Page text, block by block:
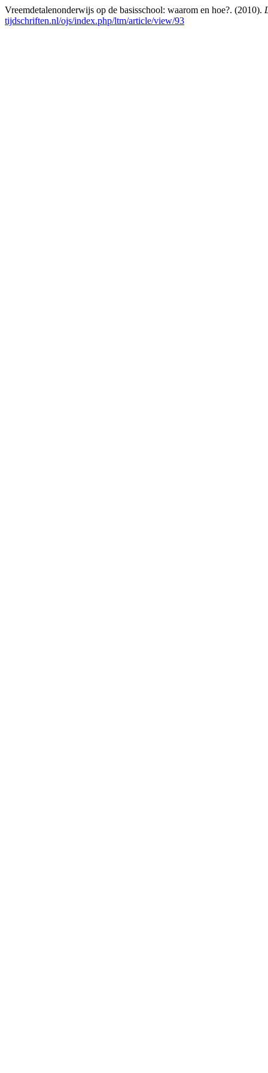
Vreemdetalenonderwijs op de basisschool: waarom en hoe?. (2010).
tijdschriften.nl/ojs/index.php/ltm/article/view/93